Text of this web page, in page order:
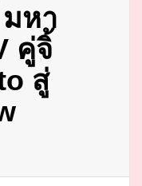
หา
คู่จิ้
สู่